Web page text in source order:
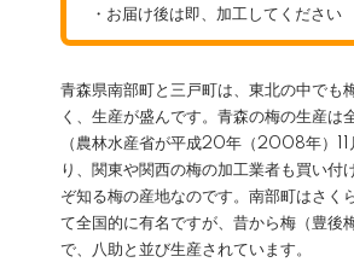
・お届け後は即、加工してください
青森県南部町と三戸町は、東北の中でも
く、生産が盛んです。青森の梅の生産は
（農林水産省が平成20年（2008年）11
り、関東や関西の梅の加工業者も買い付
ぞ知る梅の産地なのです。南部町はさく
て全国的に有名ですが、昔から梅（豊後
で、八助と並び生産されています。